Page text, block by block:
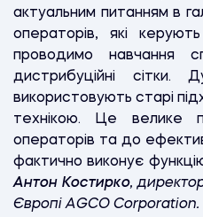
актуальним питанням в
операторів, які
проводимо навчання
дистрибуційні сітки.
використовують старі
технікою. Це велике
операторів та до
фактично виконує
Антон Костирко,
Європі AGCO Corporation.